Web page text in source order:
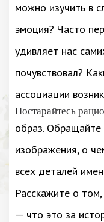
можно изучить в
эмоция? Часто
удивляет нас
почувствовал?
ассоциации
Постарайтесь
образ. Обращайте
изображения, о
всех деталей
Расскажите о
— что это за